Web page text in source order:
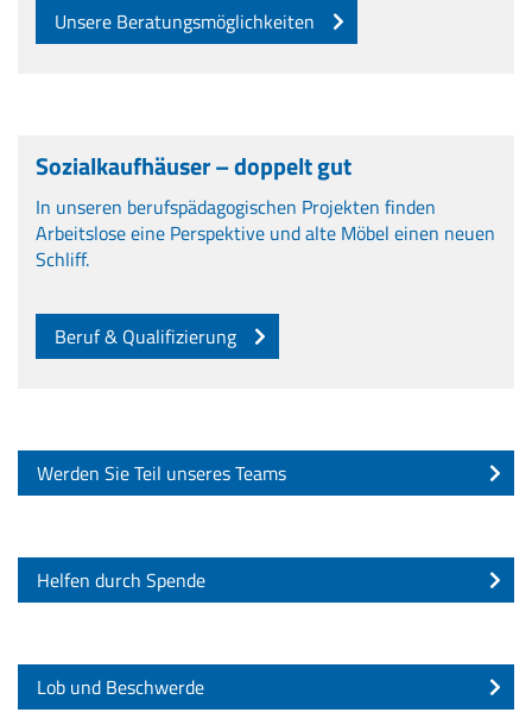
Unsere Beratungsmöglichkeiten
Sozialkaufhäuser – doppelt gut
In unseren berufspädagogischen Projekten finden
Arbeitslose eine Perspektive und alte Möbel einen neuen
Schliff.
Beruf & Qualifizierung
Werden Sie Teil unseres Teams
Helfen durch Spende
Lob und Beschwerde